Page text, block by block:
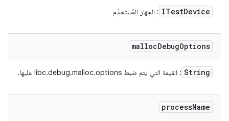
ITestDevice : الجهاز المُستخدَم
mallocDebugOptions
String : القيمة التي يتم ضبط libc.debug.malloc.options عليها.
processName